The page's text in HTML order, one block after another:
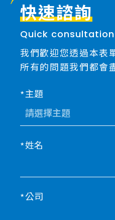
快速諮詢
Quick consultation
我們歡迎您透過本表
所有的問題我們都會
主題
姓名
公司